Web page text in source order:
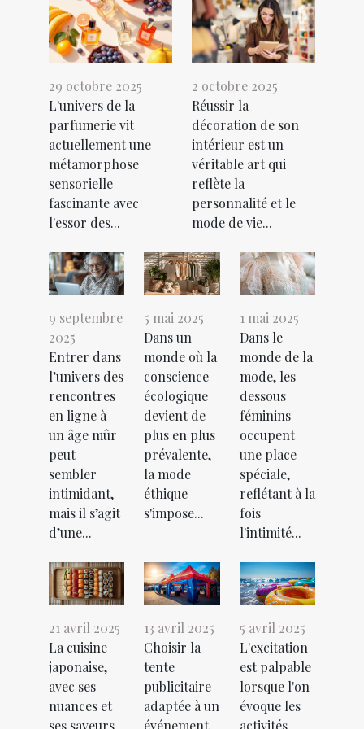
29 octobre 2025
L'univers de la
parfumerie vit
actuellement une
métamorphose
sensorielle
fascinante avec
l'essor des...
2 octobre 2025
Réussir la
décoration de son
intérieur est un
véritable art qui
reflète la
personnalité et le
mode de vie...
9 septembre
2025
Entrer dans
l’univers des
rencontres
en ligne à
un âge mûr
peut
sembler
intimidant,
mais il s’agit
d’une...
5 mai 2025
Dans un
monde où la
conscience
écologique
devient de
plus en plus
prévalente,
la mode
éthique
s'impose...
1 mai 2025
Dans le
monde de la
mode, les
dessous
féminins
occupent
une place
spéciale,
reflétant à la
fois
l'intimité...
21 avril 2025
La cuisine
japonaise,
avec ses
nuances et
13 avril 2025
Choisir la
tente
publicitaire
adaptée à un
5 avril 2025
L'excitation
est palpable
lorsque l'on
évoque les